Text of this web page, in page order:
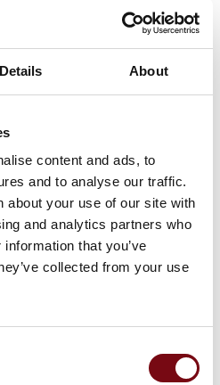
Details About
content and ads, to
and to analyse our traffic.
about your use of our site with
and analytics partners who
that you’ve
collected from your use
er vigtigt for andre og få
du kan få samme udbytte.
til, hvorfor din virksomhed
HI Tech & Industry